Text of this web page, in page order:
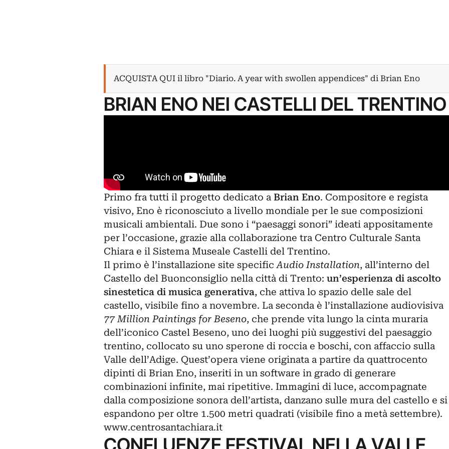
ACQUISTA QUI il libro "Diario. A year with swollen appendices" di Brian Eno
BRIAN ENO NEI CASTELLI DEL TRENTINO
Primo fra tutti il progetto dedicato aBrian Eno. Compositore e regista
visivo, Eno è riconosciuto a livello mondiale per le sue composizioni
musicali ambientali. Due sono i “paesaggi sonori” ideati appositamente
per l’occasione, grazie alla collaborazione tra Centro Culturale Santa
Chiara e il Sistema Museale Castelli del Trentino.
Il primo è l’installazione site specificAudio Installation, all’interno del
Castello del Buonconsiglio nella città di Trento: un’esperienza di ascolto
sinestetica di musica generativa, che attiva lo spazio delle sale del
castello, visibile fino a novembre. La seconda è l’installazione audiovisiva
77 Million Paintings for Beseno, che prende vita lungo la cinta muraria
dell’iconico Castel Beseno, uno dei luoghi più suggestivi del paesaggio
trentino, collocato su uno sperone di roccia e boschi, con affaccio sulla
Valle dell’Adige. Quest’opera viene originata a partire da quattrocento
dipinti di Brian Eno, inseriti in un software in grado di generare
combinazioni infinite, mai ripetitive. Immagini di luce, accompagnate
dalla composizione sonora dell’artista, danzano sulle mura del castello e si
espandono per oltre 1.500 metri quadrati (visibile fino a metà settembre).
www.centrosantachiara.it